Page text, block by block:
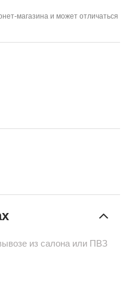
магазина и может отличаться
из салона или ПВЗ